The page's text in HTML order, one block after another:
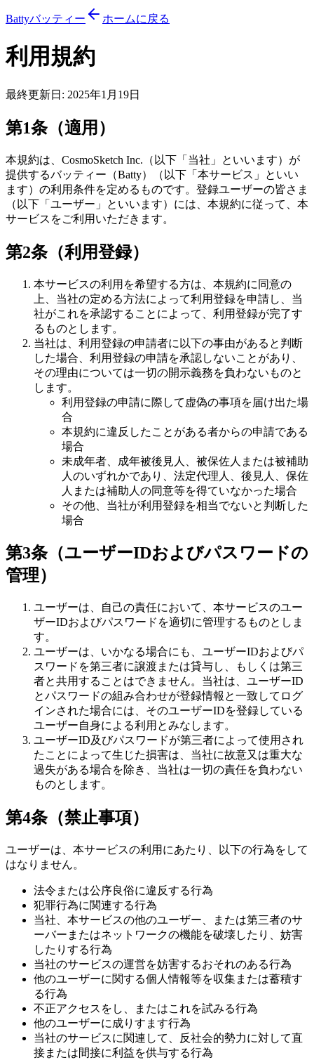
Battyバッティー ホームに戻る
利用規約
最終更新日: 2025年1月19日
第1条（適用）
本規約は、CosmoSketch Inc.（以下「当社」といいます）が
提供するバッティー（Batty）（以下「本サービス」といい
ます）の利用条件を定めるものです。登録ユーザーの皆さま
（以下「ユーザー」といいます）には、本規約に従って、本
サービスをご利用いただきます。
第2条（利用登録）
本サービスの利用を希望する方は、本規約に同意の
上、当社の定める方法によって利用登録を申請し、当
社がこれを承認することによって、利用登録が完了す
るものとします。
当社は、利用登録の申請者に以下の事由があると判断
した場合、利用登録の申請を承認しないことがあり、
その理由については一切の開示義務を負わないものと
します。
利用登録の申請に際して虚偽の事項を届け出た場
合
本規約に違反したことがある者からの申請である
場合
未成年者、成年被後見人、被保佐人または被補助
人のいずれかであり、法定代理人、後見人、保佐
人または補助人の同意等を得ていなかった場合
その他、当社が利用登録を相当でないと判断した
場合
第3条（ユーザーIDおよびパスワードの
管理）
ユーザーは、自己の責任において、本サービスのユー
ザーIDおよびパスワードを適切に管理するものとしま
す。
ユーザーは、いかなる場合にも、ユーザーIDおよびパ
スワードを第三者に譲渡または貸与し、もしくは第三
者と共用することはできません。当社は、ユーザーID
とパスワードの組み合わせが登録情報と一致してログ
インされた場合には、そのユーザーIDを登録している
ユーザー自身による利用とみなします。
ユーザーID及びパスワードが第三者によって使用され
たことによって生じた損害は、当社に故意又は重大な
過失がある場合を除き、当社は一切の責任を負わない
ものとします。
第4条（禁止事項）
ユーザーは、本サービスの利用にあたり、以下の行為をして
はなりません。
法令または公序良俗に違反する行為
犯罪行為に関連する行為
当社、本サービスの他のユーザー、または第三者のサ
ーバーまたはネットワークの機能を破壊したり、妨害
したりする行為
当社のサービスの運営を妨害するおそれのある行為
他のユーザーに関する個人情報等を収集または蓄積す
る行為
不正アクセスをし、またはこれを試みる行為
他のユーザーに成りすます行為
当社のサービスに関連して、反社会的勢力に対して直
接または間接に利益を供与する行為